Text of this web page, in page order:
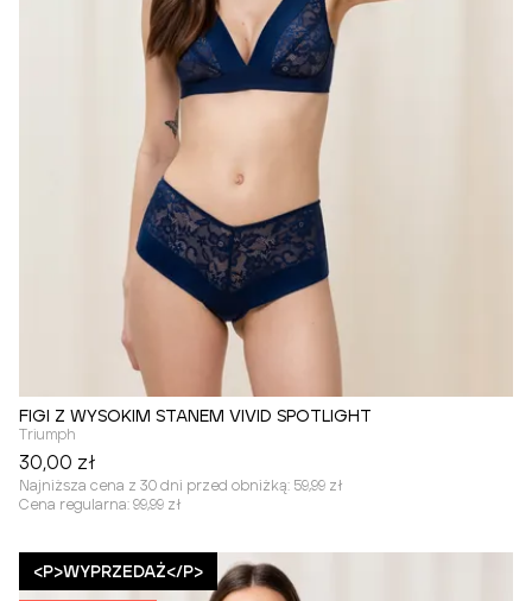
FIGI Z WYSOKIM STANEM VIVID SPOTLIGHT
Triumph
30,00 zł
Najniższa cena z 30 dni przed obniżką: 59,99 zł
Cena regularna: 99,99 zł
<P>WYPRZEDAŻ</P>